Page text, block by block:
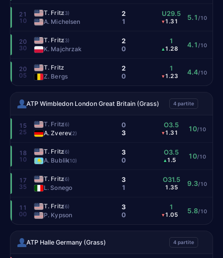
21
10
T. Fritz(3)
A. Michelsen
2
1
U29.5
▾1.31 5.1/10
20
30
T. Fritz(3)
K. Majchrzak
2
0
1
▴1.28 4.1/10
20
05
T. Fritz
Z. Bergs
2
0
1
▾1.23 4.4/10
ATP Wimbledon London Great Britain (Grass) 4 partite
15
25
T. Fritz(6)
A. Zverev(2)
0
3
O3.5
▾1.31 10/10
18
10
T. Fritz(6)
A. Bublik(10)
3
0
O3.5
▴1.5 10/10
17
35
T. Fritz(6)
L. Sonego
3
1
O31.5
1.35 9.3/10
11
00
T. Fritz(6)
P. Kypson
3
0
1
▾1.05 5.8/10
ATP Halle Germany (Grass) 4 partite